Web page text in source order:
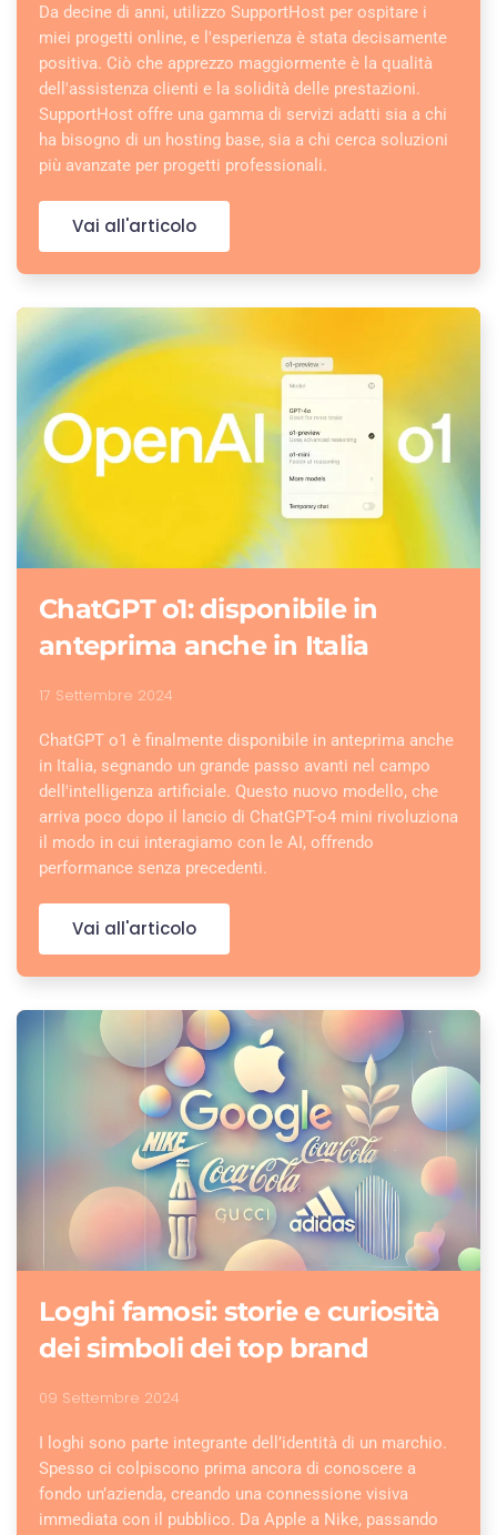
Da decine di anni, utilizzo SupportHost per ospitare i
miei progetti online, e l'esperienza è stata decisamente
positiva. Ciò che apprezzo maggiormente è la qualità
dell'assistenza clienti e la solidità delle prestazioni.
SupportHost offre una gamma di servizi adatti sia a chi
ha bisogno di un hosting base, sia a chi cerca soluzioni
più avanzate per progetti professionali.
Vai all'articolo
ChatGPT o1: disponibile in
anteprima anche in Italia
17 Settembre 2024
ChatGPT o1 è finalmente disponibile in anteprima anche
in Italia, segnando un grande passo avanti nel campo
dell'intelligenza artificiale. Questo nuovo modello, che
arriva poco dopo il lancio di ChatGPT-o4 mini rivoluziona
il modo in cui interagiamo con le AI, offrendo
performance senza precedenti.
Vai all'articolo
Loghi famosi: storie e curiosità
dei simboli dei top brand
09 Settembre 2024
I loghi sono parte integrante dell’identità di un marchio.
Spesso ci colpiscono prima ancora di conoscere a
fondo un’azienda, creando una connessione visiva
immediata con il pubblico. Da Apple a Nike, passando